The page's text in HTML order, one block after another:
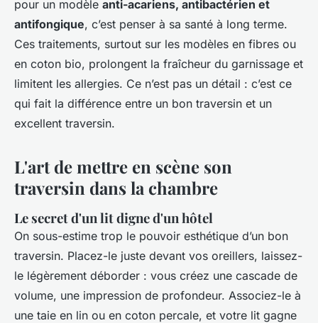
pour un modèle anti-acariens, antibactérien et
antifongique, c’est penser à sa santé à long terme.
Ces traitements, surtout sur les modèles en fibres ou
en coton bio, prolongent la fraîcheur du garnissage et
limitent les allergies. Ce n’est pas un détail : c’est ce
qui fait la différence entre un bon traversin et un
excellent traversin.
L'art de mettre en scène son
traversin dans la chambre
Le secret d'un lit digne d'un hôtel
On sous-estime trop le pouvoir esthétique d’un bon
traversin. Placez-le juste devant vos oreillers, laissez-
le légèrement déborder : vous créez une cascade de
volume, une impression de profondeur. Associez-le à
une taie en lin ou en coton percale, et votre lit gagne